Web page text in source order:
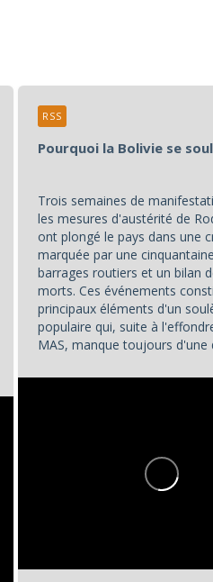
Pourquoi la Bolivie se
Trois semaines de
les mesures d'austérité de
ont plongé le pays dans une
marquée par une
barrages routiers et un bilan
morts. Ces événements
principaux éléments d'un
populaire qui, suite à
MAS, manque toujours d'une
RSS